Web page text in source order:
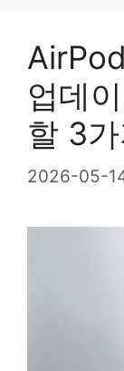
업데
할 3
2026-05-